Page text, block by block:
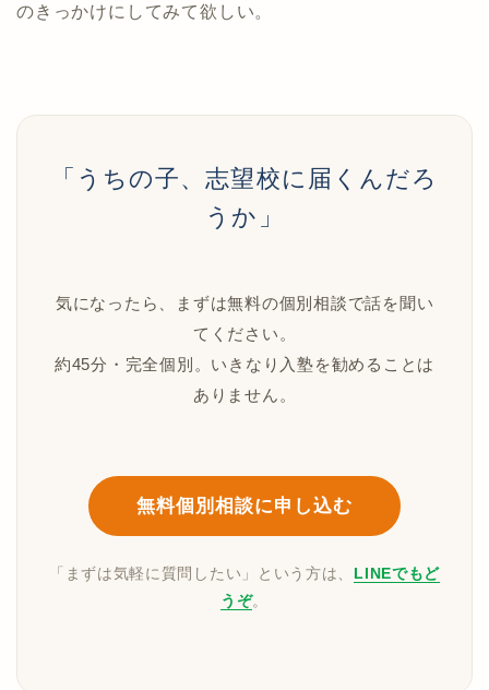
のきっかけにしてみて欲しい。
「うちの子、志望校に届くんだろ
うか」
気になったら、まずは無料の個別相談で話を聞い
てください。
約45分・完全個別。いきなり入塾を勧めることは
ありません。
無料個別相談に申し込む
「まずは気軽に質問したい」という方は、 LINEでもど
うぞ。